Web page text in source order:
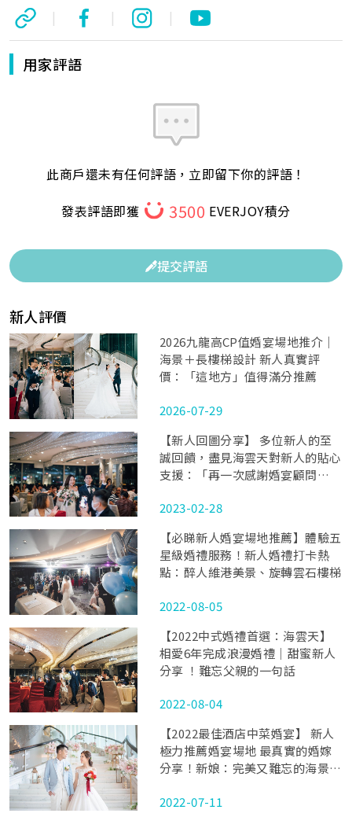
| | |
用家評語
此商戶還未有任何評語，立即留下你的評語！
發表評語即獲
3500 EVERJOY積分
提交評語
新人評價
2026九龍高CP值婚宴場地推介｜
海景＋長樓梯設計 新人真實評
價：「這地方」值得滿分推薦
2026-07-29
【新人回圖分享】 多位新人的至
誠回饋，盡見海雲天對新人的貼心
支援：「再一次感謝婚宴顧問
2023-02-28
【必睇新人婚宴場地推薦】體驗五
星級婚禮服務！新人婚禮打卡熱
點：醉人維港美景、旋轉雲石樓梯
2022-08-05
【2022中式婚禮首選：海雲天】
相愛6年完成浪漫婚禮｜甜蜜新人
分享 ！難忘父親的一句話
2022-08-04
【2022最佳酒店中菜婚宴】 新人
極力推薦婚宴場地 最真實的婚嫁
分享！新娘：完美又難忘的海景婚
2022-07-11